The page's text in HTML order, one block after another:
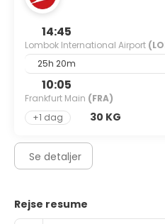
14:45
Lombok International Airport
25h 20m
10:05
Frankfurt Main (FRA)
+1 dag
30 KG
Se detaljer
Rejse resume